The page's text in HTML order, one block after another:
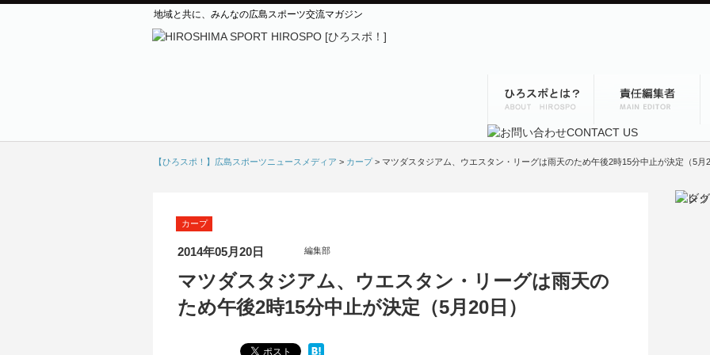
地域と共に、みんなの広島スポーツ交流マガジン
【ひろスポ！】広島スポーツニュースメディア > カープ> マツダスタジアム、ウエスタン・リーグは雨天のため午後2時15分中止が決定（5月
カープ
2014年05月20日 編集部
マツダスタジアム、ウエスタン・リーグは雨天の
ため午後2時15分中止が決定（5月20日）